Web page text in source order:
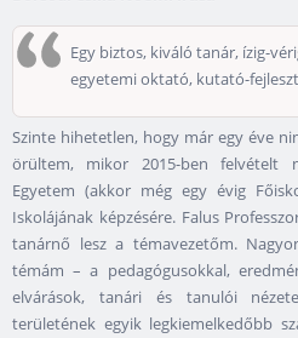
Egy biztos, kiváló tanár, ízig-
egyetemi oktató, kutató-
Szinte hihetetlen, hogy már egy éve
örültem, mikor 2015-ben felvételt
Egyetem (akkor még egy évig
Iskolájának képzésére. Falus
tanárnő lesz a témavezetőm.
témám – a pedagógusokkal,
elvárások, tanári és tanulói
területének egyik legkiemelkedőbb